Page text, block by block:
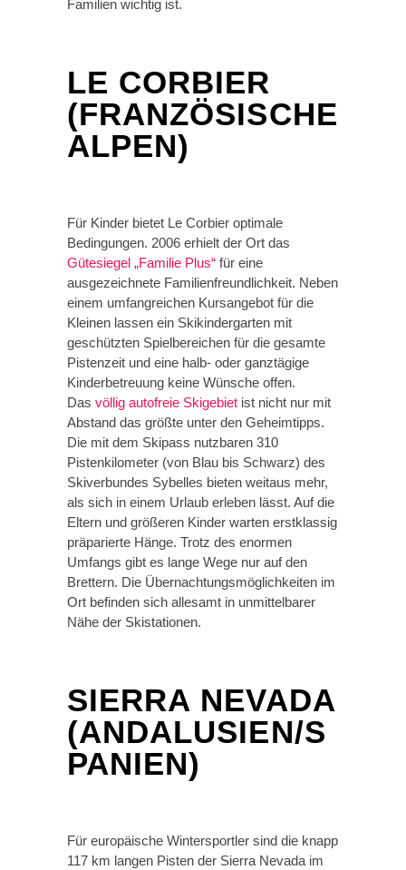
Familien wichtig ist.
LE CORBIER
(FRANZÖSISCHE
ALPEN)
Für Kinder bietet Le Corbier optimale
Bedingungen. 2006 erhielt der Ort das
Gütesiegel „Familie Plus“ für eine
ausgezeichnete Familienfreundlichkeit. Neben
einem umfangreichen Kursangebot für die
Kleinen lassen ein Skikindergarten mit
geschützten Spielbereichen für die gesamte
Pistenzeit und eine halb- oder ganztägige
Kinderbetreuung keine Wünsche offen.
Das völlig autofreie Skigebiet ist nicht nur mit
Abstand das größte unter den Geheimtipps.
Die mit dem Skipass nutzbaren 310
Pistenkilometer (von Blau bis Schwarz) des
Skiverbundes Sybelles bieten weitaus mehr,
als sich in einem Urlaub erleben lässt. Auf die
Eltern und größeren Kinder warten erstklassig
präparierte Hänge. Trotz des enormen
Umfangs gibt es lange Wege nur auf den
Brettern. Die Übernachtungsmöglichkeiten im
Ort befinden sich allesamt in unmittelbarer
Nähe der Skistationen.
SIERRA NEVADA
(ANDALUSIEN/S
PANIEN)
Für europäische Wintersportler sind die knapp
117 km langen Pisten der Sierra Nevada im